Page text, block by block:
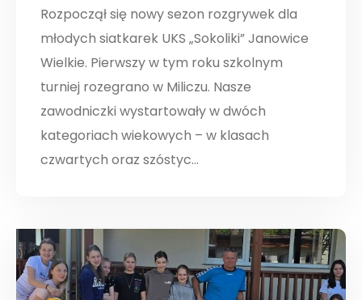
Rozpoczął się nowy sezon rozgrywek dla
młodych siatkarek UKS „Sokoliki” Janowice
Wielkie. Pierwszy w tym roku szkolnym
turniej rozegrano w Miliczu. Nasze
zawodniczki wystartowały w dwóch
kategoriach wiekowych – w klasach
czwartych oraz szóstyc...